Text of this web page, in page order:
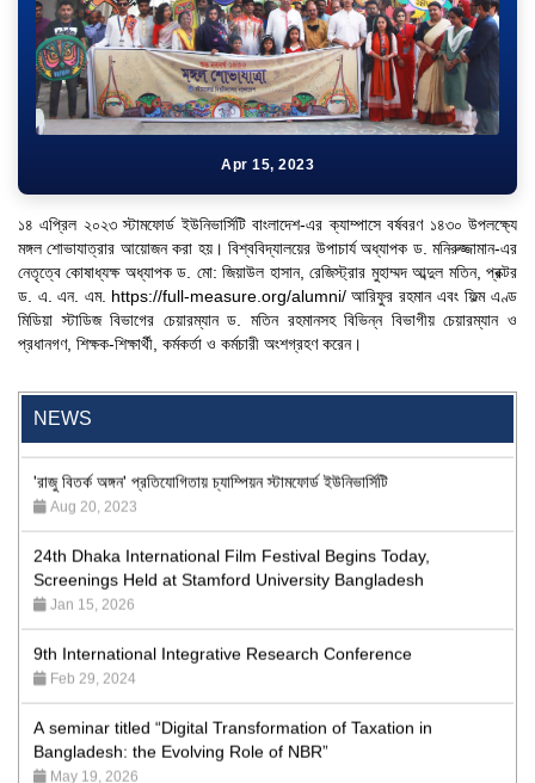
NEWS
"Professional Orientation" course of Batch 72 in the BBA
'রাজু বিতর্ক অঙ্গন' প্রতিযোগিতায় চ্যাম্পিয়ন স্টামফোর্ড ইউনিভার্সিটি
Aug 20, 2023
24th Dhaka International Film Festival Begins Today,
Screenings Held at Stamford University Bangladesh
Jan 15, 2026
9th International Integrative Research Conference
Feb 29, 2024
A seminar titled “Digital Transformation of Taxation in
Bangladesh: the Evolving Role of NBR”
May 19, 2026
Apr 15, 2023
১৪ এপ্রিল ২০২৩ স্টামফোর্ড ইউনিভার্সিটি বাংলাদেশ-এর ক্যাম্পাসে বর্ষবরণ ১৪৩০ উপলক্ষ্যে
মঙ্গল শোভাযাত্রার আয়োজন করা হয়। বিশ্ববিদ্যালয়ের উপাচার্য অধ্যাপক ড. মনিরুজ্জামান-এর
নেতৃত্বে কোষাধ্যক্ষ অধ্যাপক ড. মো: জিয়াউল হাসান, রেজিস্ট্রার মুহাম্মদ আব্দুল মতিন, প্রক্টর
ড. এ. এন. এম. https://full-measure.org/alumni/ আরিফুর রহমান এবং ফিল্ম এণ্ড
মিডিয়া স্টাডিজ বিভাগের চেয়ারম্যান ড. মতিন রহমানসহ বিভিন্ন বিভাগীয় চেয়ারম্যান ও
প্রধানগণ, শিক্ষক-শিক্ষার্থী, কর্মকর্তা ও কর্মচারী অংশগ্রহণ করেন।